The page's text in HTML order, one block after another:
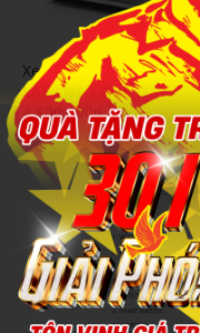
Xem chi tiết
LAPTOP CORE I7
4,800,000đ